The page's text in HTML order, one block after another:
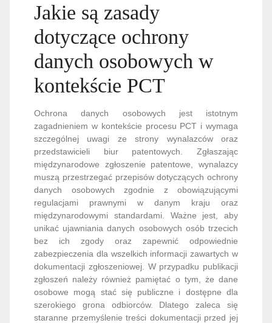
Jakie są zasady
dotyczące ochrony
danych osobowych w
kontekście PCT
Ochrona danych osobowych jest istotnym
zagadnieniem w kontekście procesu PCT i wymaga
szczególnej uwagi ze strony wynalazców oraz
przedstawicieli biur patentowych. Zgłaszając
międzynarodowe zgłoszenie patentowe, wynalazcy
muszą przestrzegać przepisów dotyczących ochrony
danych osobowych zgodnie z obowiązującymi
regulacjami prawnymi w danym kraju oraz
międzynarodowymi standardami. Ważne jest, aby
unikać ujawniania danych osobowych osób trzecich
bez ich zgody oraz zapewnić odpowiednie
zabezpieczenia dla wszelkich informacji zawartych w
dokumentacji zgłoszeniowej. W przypadku publikacji
zgłoszeń należy również pamiętać o tym, że dane
osobowe mogą stać się publiczne i dostępne dla
szerokiego grona odbiorców. Dlatego zaleca się
staranne przemyślenie treści dokumentacji przed jej